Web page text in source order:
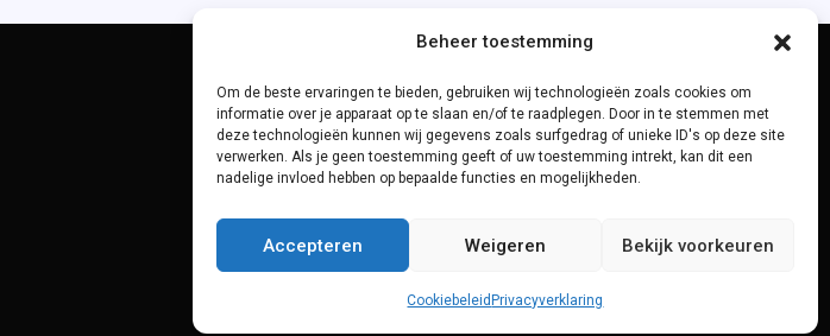
Beheer toestemming
Om de beste ervaringen te bieden, gebruiken wij technologieën zoals cookies om
informatie over je apparaat op te slaan en/of te raadplegen. Door in te stemmen met
deze technologieën kunnen wij gegevens zoals surfgedrag of unieke ID's op deze site
verwerken. Als je geen toestemming geeft of uw toestemming intrekt, kan dit een
nadelige invloed hebben op bepaalde functies en mogelijkheden.
Accepteren Weigeren Bekijk voorkeuren
Cookiebeleid Privacyverklaring